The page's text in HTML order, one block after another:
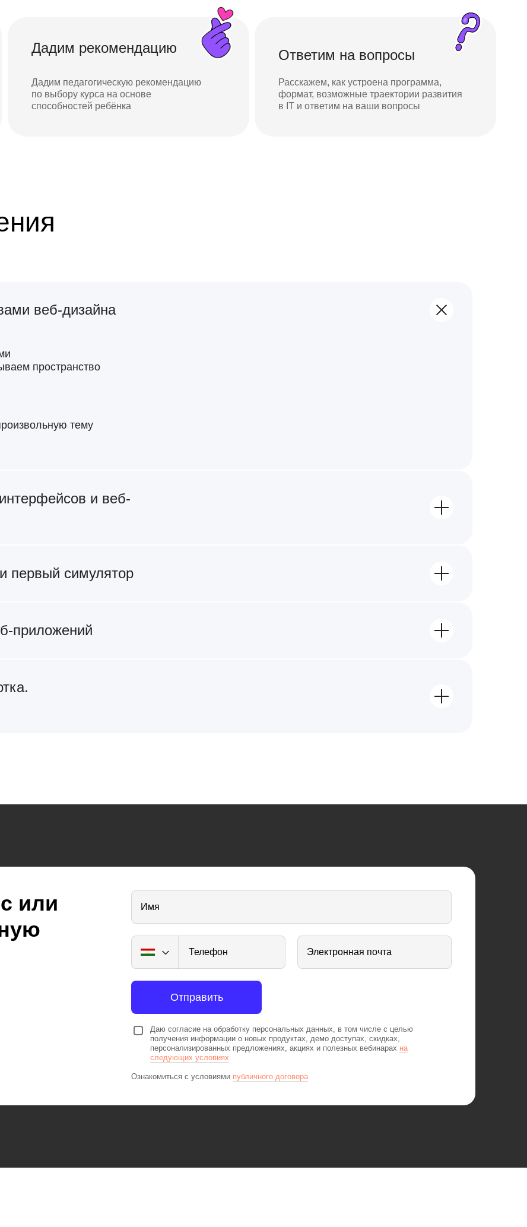
Дадим рекомендацию
Дадим педагогическую рекомендацию
по выбору курса на основе
способностей ребёнка
Ответим на вопросы
Расскажем, как устроена программа,
формат, возможные траектории развития
в IT и ответим на ваши вопросы
веб-дизайна
пространство
тему
и веб-
первый симулятор
приложений
или
Имя
Телефон Электронная почта
Отправить
Даю согласие на обработку персональных данных, в том числе с целью
получения информации о новых продуктах, демо доступах, скидках,
персонализированных предложениях, акциях и полезных вебинарах на
следующих условиях
Ознакомиться с условиями публичного договора